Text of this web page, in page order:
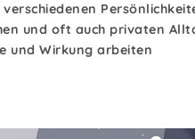
und oft auch privaten
und Wirkung arbeiten